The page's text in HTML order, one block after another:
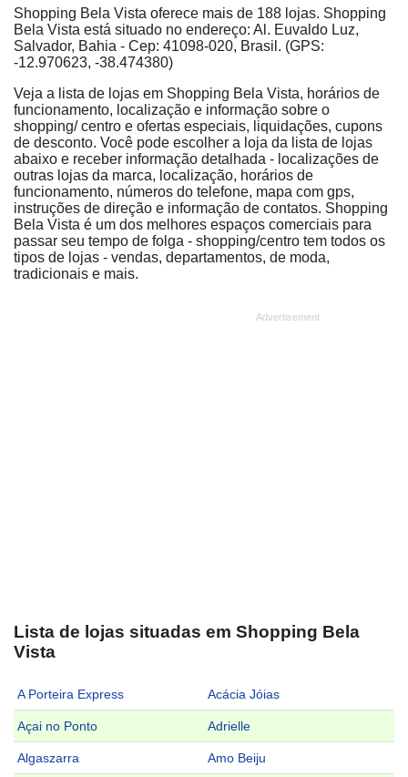
Shopping Bela Vista oferece mais de 188 lojas. Shopping
Bela Vista está situado no endereço: Al. Euvaldo Luz,
Salvador, Bahia - Cep: 41098-020, Brasil. (GPS:
-12.970623, -38.474380)
Veja a lista de lojas em Shopping Bela Vista, horários de
funcionamento, localização e informação sobre o
shopping/ centro e ofertas especiais, liquidações, cupons
de desconto. Você pode escolher a loja da lista de lojas
abaixo e receber informação detalhada - localizações de
outras lojas da marca, localização, horários de
funcionamento, números do telefone, mapa com gps,
instruções de direção e informação de contatos. Shopping
Bela Vista é um dos melhores espaços comerciais para
passar seu tempo de folga - shopping/centro tem todos os
tipos de lojas - vendas, departamentos, de moda,
tradicionais e mais.
Lista de lojas situadas em Shopping Bela
Vista
A Porteira Express Acácia Jóias
Açai no Ponto Adrielle
Algaszarra Amo Beiju